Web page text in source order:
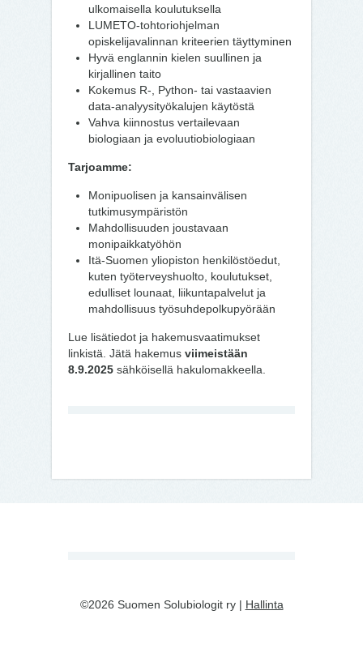
ulkomaisella koulutuksella
LUMETO-tohtoriohjelman
opiskelijavalinnan kriteerien täyttyminen
Hyvä englannin kielen suullinen ja
kirjallinen taito
Kokemus R-, Python- tai vastaavien
data-analyysityökalujen käytöstä
Vahva kiinnostus vertailevaan
biologiaan ja evoluutiobiologiaan
Tarjoamme:
Monipuolisen ja kansainvälisen
tutkimusympäristön
Mahdollisuuden joustavaan
monipaikkatyöhön
Itä-Suomen yliopiston henkilöstöedut,
kuten työterveyshuolto, koulutukset,
edulliset lounaat, liikuntapalvelut ja
mahdollisuus työsuhdepolkupyörään
Lue lisätiedot ja hakemusvaatimukset
linkistä. Jätä hakemus viimeistään
8.9.2025 sähköisellä hakulomakkeella.
©2026 Suomen Solubiologit ry | Hallinta